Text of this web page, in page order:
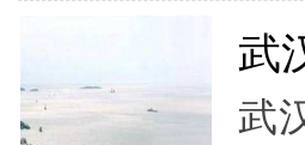
武
武